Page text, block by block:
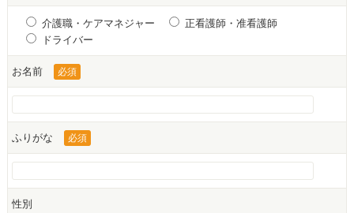
介護職・ケアマネジャー
正看護師・准看護師
ドライバー
お名前 必須
ふりがな 必須
性別